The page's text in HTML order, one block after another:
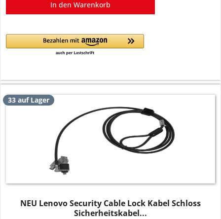
In den Warenkorb
33 auf Lager
NEU Lenovo Security Cable Lock Kabel Schloss
Sicherheitskabel...